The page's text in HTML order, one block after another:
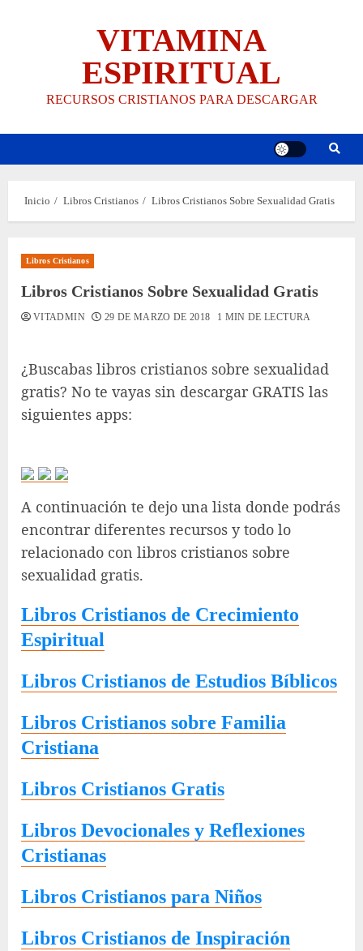
VITAMINA
ESPIRITUAL
RECURSOS CRISTIANOS PARA DESCARGAR
Inicio Libros Cristianos Libros Cristianos Sobre Sexualidad Gratis
Libros Cristianos
Libros Cristianos Sobre Sexualidad Gratis
VITADMIN 29 DE MARZO DE 2018 1 MIN DE LECTURA
¿Buscabas libros cristianos sobre sexualidad
gratis? No te vayas sin descargar GRATIS las
siguientes apps:
A continuación te dejo una lista donde podrás
encontrar diferentes recursos y todo lo
relacionado con libros cristianos sobre
sexualidad gratis.
Libros Cristianos de Crecimiento
Espiritual
Libros Cristianos de Estudios Bíblicos
Libros Cristianos sobre Familia
Cristiana
Libros Cristianos Gratis
Libros Devocionales y Reflexiones
Cristianas
Libros Cristianos para Niños
Libros Cristianos de Inspiración